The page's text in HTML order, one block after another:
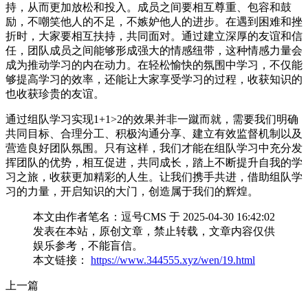
持，从而更加放松和投入。成员之间要相互尊重、包容和鼓
励，不嘲笑他人的不足，不嫉妒他人的进步。在遇到困难和挫
折时，大家要相互扶持，共同面对。通过建立深厚的友谊和信
任，团队成员之间能够形成强大的情感纽带，这种情感力量会
成为推动学习的内在动力。在轻松愉快的氛围中学习，不仅能
够提高学习的效率，还能让大家享受学习的过程，收获知识的
也收获珍贵的友谊。
通过组队学习实现1+1>2的效果并非一蹴而就，需要我们明确
共同目标、合理分工、积极沟通分享、建立有效监督机制以及
营造良好团队氛围。只有这样，我们才能在组队学习中充分发
挥团队的优势，相互促进，共同成长，踏上不断提升自我的学
习之旅，收获更加精彩的人生。让我们携手共进，借助组队学
习的力量，开启知识的大门，创造属于我们的辉煌。
本文由作者笔名：逗号CMS 于 2025-04-30 16:42:02
发表在本站，原创文章，禁止转载，文章内容仅供
娱乐参考，不能盲信。
本文链接： https://www.344555.xyz/wen/19.html
上一篇